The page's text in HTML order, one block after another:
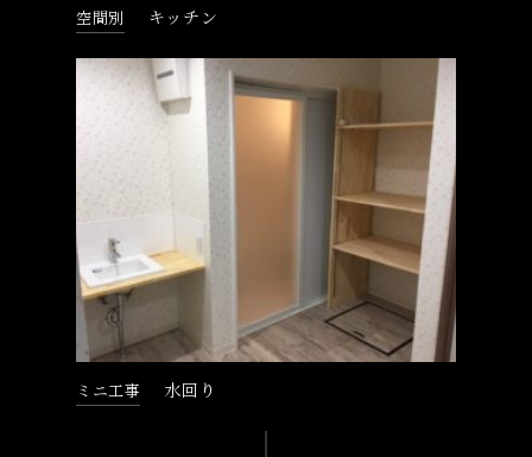
空間別 キッチン
ミニ工事 水回り